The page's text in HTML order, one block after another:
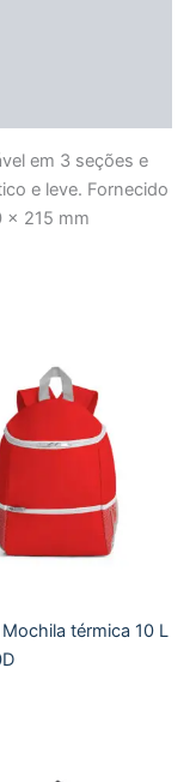
em 3 seções e
e leve. Fornecido
x 215 mm
térmica 10 L